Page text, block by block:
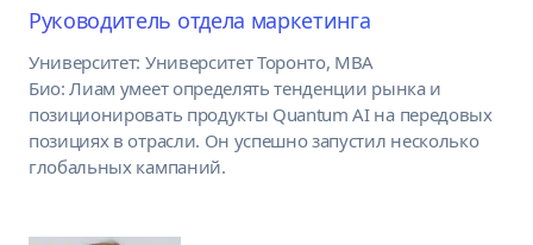
Руководитель отдела маркетинга
Университет: Университет Торонто, MBA
Био: Лиам умеет определять тенденции рынка и
позиционировать продукты Quantum AI на передовых
позициях в отрасли. Он успешно запустил несколько
глобальных кампаний.